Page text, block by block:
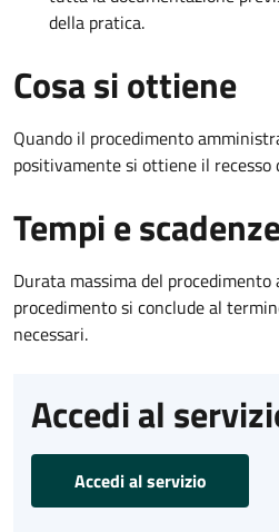
della pratica.
Cosa si ottiene
Quando il procedimento
positivamente si ottiene il recesso
Tempi e
Durata massima del
procedimento si conclude al
necessari.
Accedi al
Accedi al servizio